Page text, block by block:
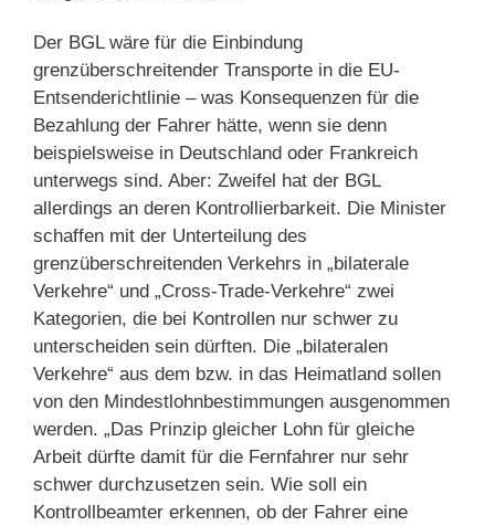
Der BGL wäre für die Einbindung
grenzüberschreitender Transporte in die EU-
Entsenderichtlinie – was Konsequenzen für die
Bezahlung der Fahrer hätte, wenn sie denn
beispielsweise in Deutschland oder Frankreich
unterwegs sind. Aber: Zweifel hat der BGL
allerdings an deren Kontrollierbarkeit. Die Minister
schaffen mit der Unterteilung des
grenzüberschreitenden Verkehrs in „bilaterale
Verkehre“ und „Cross-Trade-Verkehre“ zwei
Kategorien, die bei Kontrollen nur schwer zu
unterscheiden sein dürften. Die „bilateralen
Verkehre“ aus dem bzw. in das Heimatland sollen
von den Mindestlohnbestimmungen ausgenommen
werden. „Das Prinzip gleicher Lohn für gleiche
Arbeit dürfte damit für die Fernfahrer nur sehr
schwer durchzusetzen sein. Wie soll ein
Kontrollbeamter erkennen, ob der Fahrer eine